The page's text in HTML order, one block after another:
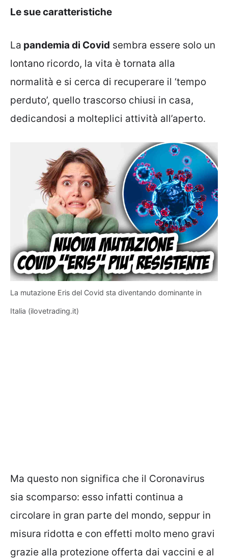
Le sue caratteristiche
La pandemia di Covid sembra essere solo un
lontano ricordo, la vita è tornata alla
normalità e si cerca di recuperare il ‘tempo
perduto’, quello trascorso chiusi in casa,
dedicandosi a molteplici attività all’aperto.
La mutazione Eris del Covid sta diventando dominante in
Italia (ilovetrading.it)
Ma questo non significa che il Coronavirus
sia scomparso: esso infatti continua a
circolare in gran parte del mondo, seppur in
misura ridotta e con effetti molto meno gravi
grazie alla protezione offerta dai vaccini e al